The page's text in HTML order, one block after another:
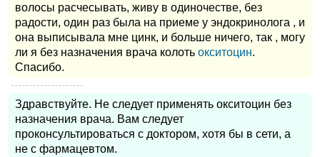
волосы расчесывать, живу в одиночестве, без
радости, один раз была на приеме у эндокринолога , и
она выписывала мне цинк, и больше ничего, так , могу
ли я без назначения врача колоть окситоцин.
Спасибо.
Здравствуйте. Не следует применять окситоцин без
назначения врача. Вам следует
проконсультироваться с доктором, хотя бы в сети, а
не с фармацевтом.